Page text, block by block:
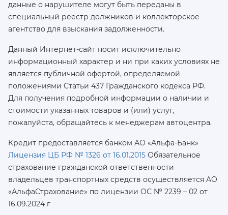
данные о нарушителе могут быть переданы в
специальный реестр должников и коллекторское
агентство для взыскания задолженности.
Данный Интернет-сайт носит исключительно
информационный характер и ни при каких условиях не
является публичной офертой, определяемой
положениями Статьи 437 Гражданского кодекса РФ.
Для получения подробной информации о наличии и
стоимости указанных товаров и (или) услуг,
пожалуйста, обращайтесь к менеджерам автоцентра.
Кредит предоставляется банком АО «Альфа-Банк»
Лицензия ЦБ РФ № 1326 от 16.01.2015 Обязательное
страхование гражданской ответственности
владельцев транспортных средств осуществляется AO
«АльфаСтрахование» по лицензии ОС № 2239 – 02 от
16.09.2024 г